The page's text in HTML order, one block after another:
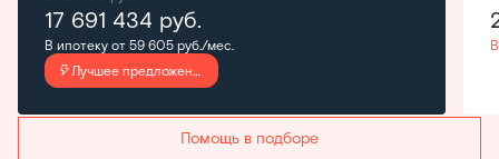
17 691 434 руб.
В ипотеку от 59 605 руб./мес.
Лучшее предложение
Помощь в подборе